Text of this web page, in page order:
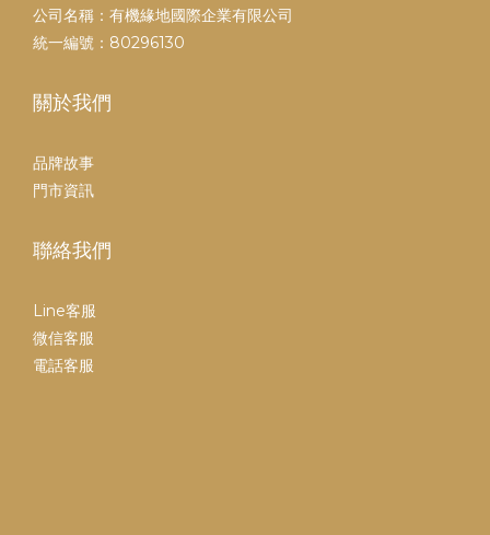
公司名稱：有機緣地國際企業有限公司
統一編號：80296130
關於我們
品牌故事
門市資訊
聯絡我們
Line客服
微信客服
電話客服